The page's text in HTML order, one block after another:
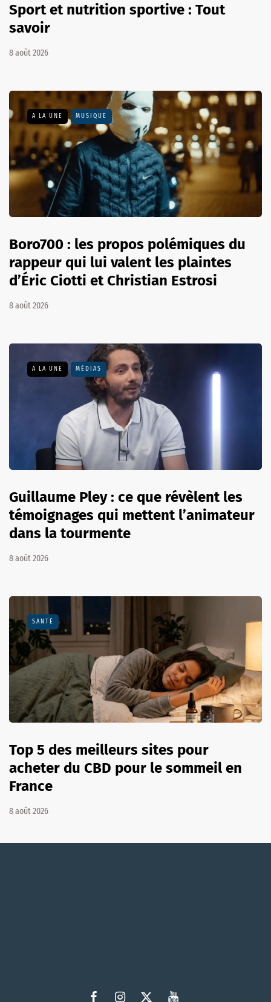
Sport et nutrition sportive : Tout
savoir
8 août 2026
A LA UNE MUSIQUE
Boro700 : les propos polémiques du
rappeur qui lui valent les plaintes
d’Éric Ciotti et Christian Estrosi
8 août 2026
A LA UNE MÉDIAS
Guillaume Pley : ce que révèlent les
témoignages qui mettent l’animateur
dans la tourmente
8 août 2026
SANTÉ
Top 5 des meilleurs sites pour
acheter du CBD pour le sommeil en
France
8 août 2026